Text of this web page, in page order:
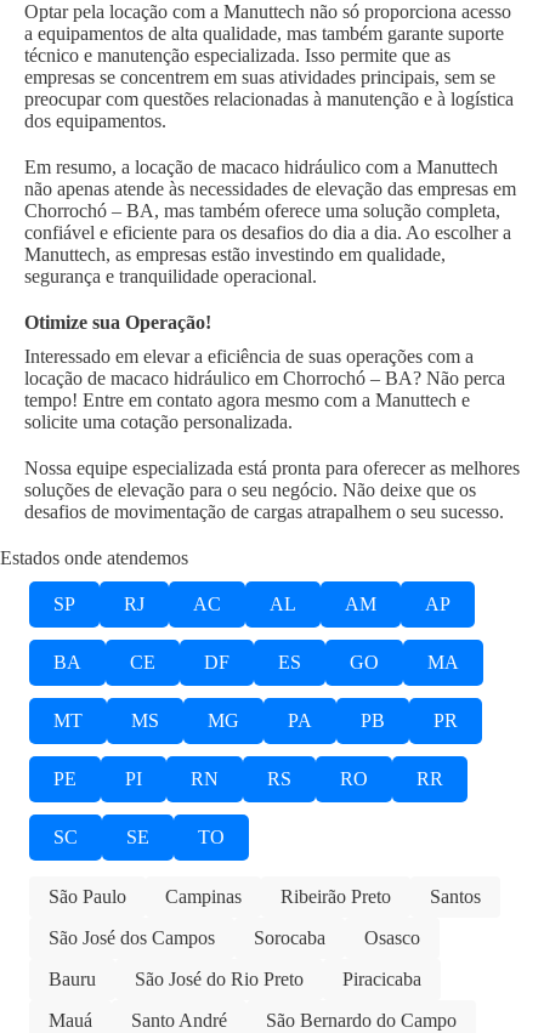
Optar pela locação com a Manuttech não só proporciona acesso
a equipamentos de alta qualidade, mas também garante suporte
técnico e manutenção especializada. Isso permite que as
empresas se concentrem em suas atividades principais, sem se
preocupar com questões relacionadas à manutenção e à logística
dos equipamentos.
Em resumo, a locação de macaco hidráulico com a Manuttech
não apenas atende às necessidades de elevação das empresas em
Chorrochó – BA, mas também oferece uma solução completa,
confiável e eficiente para os desafios do dia a dia. Ao escolher a
Manuttech, as empresas estão investindo em qualidade,
segurança e tranquilidade operacional.
Otimize sua Operação!
Interessado em elevar a eficiência de suas operações com a
locação de macaco hidráulico em Chorrochó – BA? Não perca
tempo! Entre em contato agora mesmo com a Manuttech e
solicite uma cotação personalizada.
Nossa equipe especializada está pronta para oferecer as melhores
soluções de elevação para o seu negócio. Não deixe que os
desafios de movimentação de cargas atrapalhem o seu sucesso.
Estados onde atendemos
SP RJ AC AL AM AP
BA CE DF ES GO MA
MT MS MG PA PB PR
PE PI RN RS RO RR
SC SE TO
São Paulo Campinas Ribeirão Preto
Santos
São José dos Campos
Sorocaba
Osasco
Bauru
São José do Rio Preto
Piracicaba
Mauá
Santo André
São Bernardo do Campo